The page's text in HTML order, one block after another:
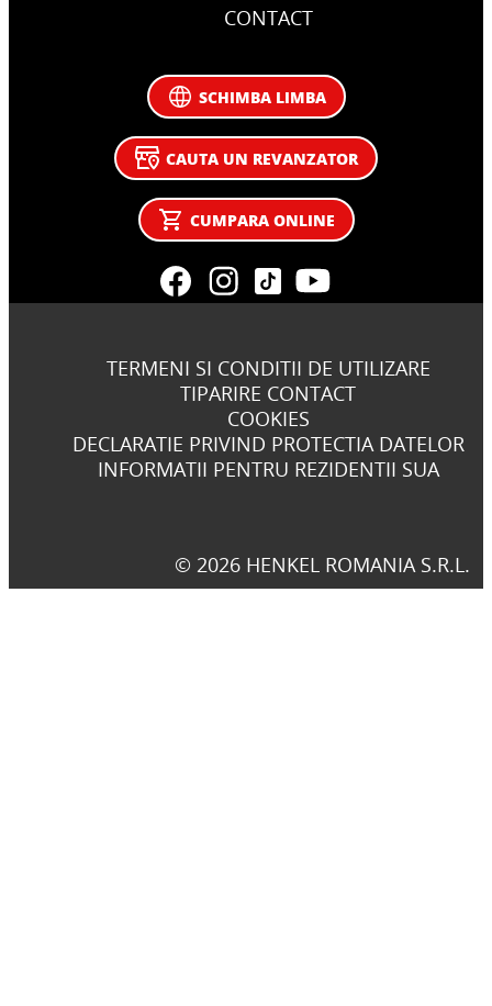
CONTACT
SCHIMBA LIMBA
CAUTA UN REVANZATOR
CUMPARA ONLINE
TERMENI SI CONDITII DE UTILIZARE
TIPARIRE CONTACT
COOKIES
DECLARATIE PRIVIND PROTECTIA DATELOR
INFORMATII PENTRU REZIDENTII SUA
© 2026 HENKEL ROMANIA S.R.L.